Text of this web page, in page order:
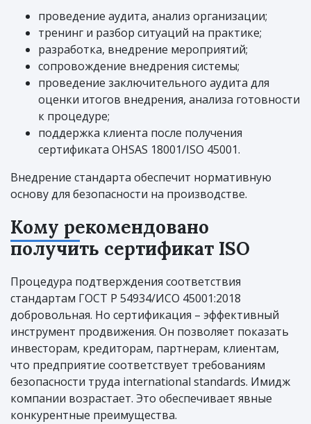
проведение аудита, анализ организации;
тренинг и разбор ситуаций на практике;
разработка, внедрение мероприятий;
сопровождение внедрения системы;
проведение заключительного аудита для
оценки итогов внедрения, анализа готовности
к процедуре;
поддержка клиента после получения
сертификата OHSAS 18001/ISO 45001.
Внедрение стандарта обеспечит нормативную
основу для безопасности на производстве.
Кому рекомендовано
получить сертификат ISO
Процедура подтверждения соответствия
стандартам ГОСТ Р 54934/ИСО 45001:2018
добровольная. Но сертификация – эффективный
инструмент продвижения. Он позволяет показать
инвесторам, кредиторам, партнерам, клиентам,
что предприятие соответствует требованиям
безопасности труда international standards. Имидж
компании возрастает. Это обеспечивает явные
конкурентные преимущества.